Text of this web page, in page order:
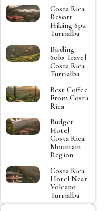
Costa Rica
Resort
Hiking Spa
Turrialba
Birding
Solo Travel
Costa Rica
Turrialba
Best Coffee
From Costa
Rica
Budget
Hotel
Costa Rica
Mountain
Region
Costa Rica
Hotel Near
Volcano
Turrialba